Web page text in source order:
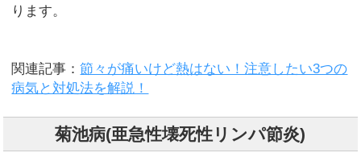
ります。
関連記事：節々が痛いけど熱はない！注意したい3つの
病気と対処法を解説！
菊池病(亜急性壊死性リンパ節炎)